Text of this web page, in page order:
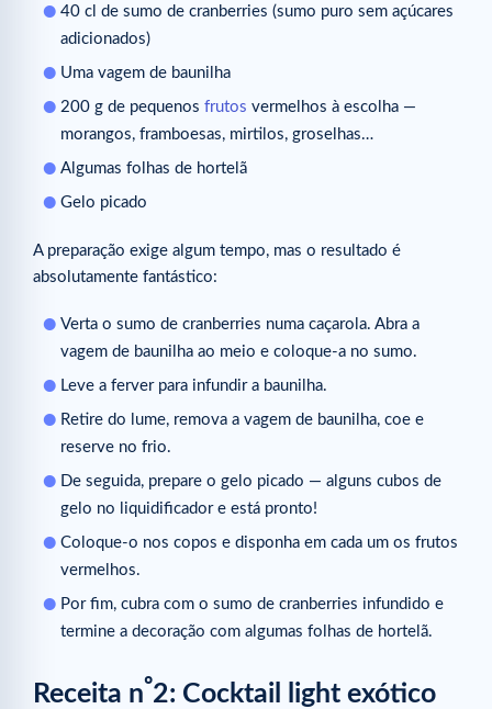
40 cl de sumo de cranberries (sumo puro sem açúcares
adicionados)
Uma vagem de baunilha
200 g de pequenos frutos vermelhos à escolha —
morangos, framboesas, mirtilos, groselhas…
Algumas folhas de hortelã
Gelo picado
A preparação exige algum tempo, mas o resultado é
absolutamente fantástico:
Verta o sumo de cranberries numa caçarola. Abra a
vagem de baunilha ao meio e coloque-a no sumo.
Leve a ferver para infundir a baunilha.
Retire do lume, remova a vagem de baunilha, coe e
reserve no frio.
De seguida, prepare o gelo picado — alguns cubos de
gelo no liquidificador e está pronto!
Coloque-o nos copos e disponha em cada um os frutos
vermelhos.
Por fim, cubra com o sumo de cranberries infundido e
termine a decoração com algumas folhas de hortelã.
Receita nº2: Cocktail light exótico